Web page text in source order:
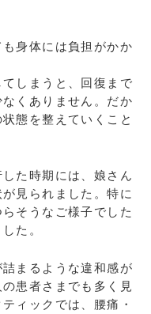
身体には負担がかか
しまうと、回復まで
くありません。だか
態を整えていくこと
た時期には、娘さん
見られました。特に
そうなご様子でした
た。
まるような違和感が
患者さまでも多く見
ィックでは、腰痛・